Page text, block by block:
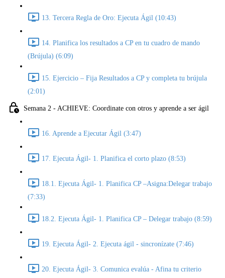
13. Tercera Regla de Oro: Ejecuta Ágil (10:43)
14. Planifica los resultados a CP en tu cuadro de mando
(Brújula) (6:09)
15. Ejercicio – Fija Resultados a CP y completa tu brújula
(2:01)
Semana 2 - ACHIEVE: Coordinate con otros y aprende a ser ágil
16. Aprende a Ejecutar Ágil (3:47)
17. Ejecuta Ágil- 1. Planifica el corto plazo (8:53)
18.1. Ejecuta Ágil- 1. Planifica CP –Asigna:Delegar trabajo
(7:33)
18.2. Ejecuta Ágil- 1. Planifica CP – Delegar trabajo (8:59)
19. Ejecuta Ágil- 2. Ejecuta ágil - sincronízate (7:46)
20. Ejecuta Ágil- 3. Comunica evalúa - Afina tu criterio